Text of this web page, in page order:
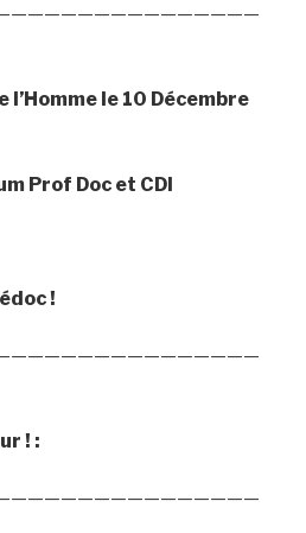
le 10 Décembre
Prof Doc et CDI
!
! :